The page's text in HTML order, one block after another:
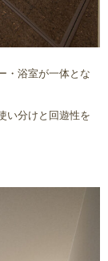
・浴室が一体とな
い分けと回遊性を